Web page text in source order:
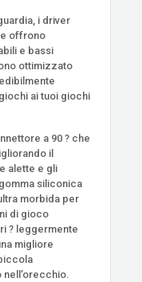
i driver
offrono
e bassi
ottimizzato
ai tuoi giochi
a 90 ? che
il
alette e gli
siliconica
morbida per
di gioco
? leggermente
migliore